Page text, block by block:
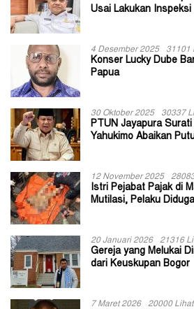
Usai Lakukan Inspeksi
4 Desember 2025 31101
Konser Lucky Dube
Papua
30 Oktober 2025 30337
PTUN Jayapura
Yahukimo Abaikan
12 November 2025
Istri Pejabat Pajak di
Mutilasi, Pelaku
20 Januari 2026 21316
Gereja yang Melukai
dari Keuskupan Bogor
7 Maret 2026 20000 Lihat